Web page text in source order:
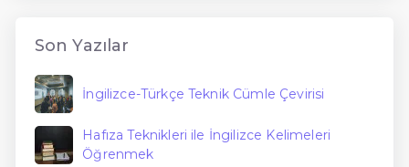
Son Yazılar
İngilizce-Türkçe Teknik Cümle Çevirisi
Hafıza Teknikleri ile İngilizce Kelimeleri
Öğrenmek